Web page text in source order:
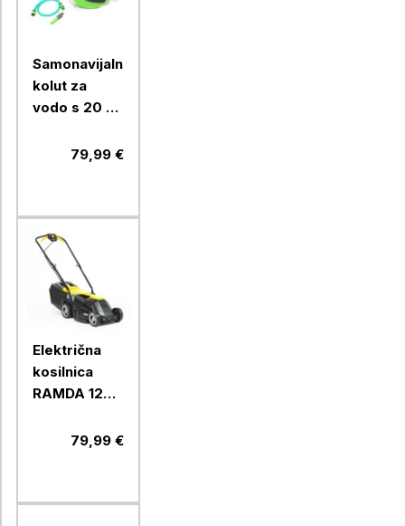
Samonavijalni
kolut za
vodo s 20 m
priključki79,99 €
Električna
kosilnica
RAMDA 1200
79,99 €